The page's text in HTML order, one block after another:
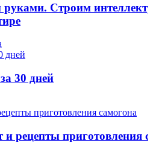
Строим
30 дней
рецепты приготовления